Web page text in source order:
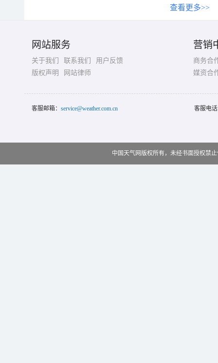
查看更多>>
网站服务
关于我们 联系我们
用户反馈
版权声明
网站律师
营销
商务合
媒资合
客服邮箱： service@weather.com.cn 客服电
中国天气网版权所有，未经书面授权